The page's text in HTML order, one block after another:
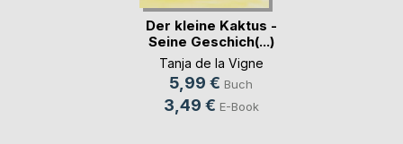
Der kleine Kaktus -
Seine Geschich(...)
Tanja de la Vigne
5,99 € Buch
3,49 € E-Book